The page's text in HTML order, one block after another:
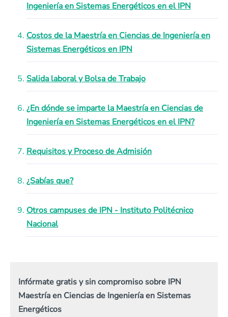
Ingeniería en Sistemas Energéticos en el IPN
Costos de la Maestría en Ciencias de Ingeniería en
Sistemas Energéticos en IPN
Salida laboral y Bolsa de Trabajo
¿En dónde se imparte la Maestría en Ciencias de
Ingeniería en Sistemas Energéticos en el IPN?
Requisitos y Proceso de Admisión
¿Sabías que?
Otros campuses de IPN - Instituto Politécnico
Nacional
Infórmate gratis y sin compromiso sobre IPN
Maestría en Ciencias de Ingeniería en Sistemas
Energéticos